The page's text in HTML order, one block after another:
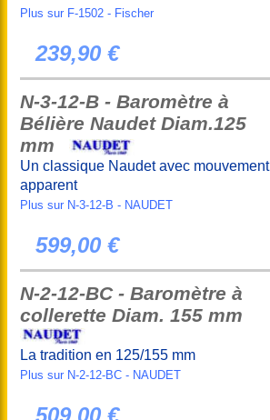
Plus sur F-1502 - Fischer
239,90 €
N-3-12-B - Baromètre à
Bélière Naudet Diam.125
mm
Un classique Naudet avec mouvement
apparent
Plus sur N-3-12-B - NAUDET
599,00 €
N-2-12-BC - Baromètre à
collerette Diam. 155 mm
La tradition en 125/155 mm
Plus sur N-2-12-BC - NAUDET
509,00 €